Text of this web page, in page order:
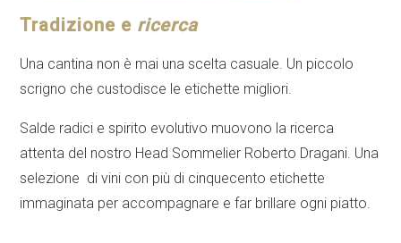
Tradizione e ricerca
Una cantina non è mai una scelta casuale. Un piccolo
scrigno che custodisce le etichette migliori.
Salde radici e spirito evolutivo muovono la ricerca
attenta del nostro Head Sommelier Roberto Dragani. Una
selezione di vini con più di cinquecento etichette
immaginata per accompagnare e far brillare ogni piatto.